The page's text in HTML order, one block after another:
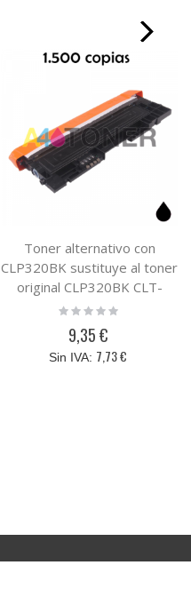
Toner alternativo con
CLP320BK sustituye al toner
original CLP320BK CLT-
K4072S/EL
Rating:
9,35 €
7,73 €